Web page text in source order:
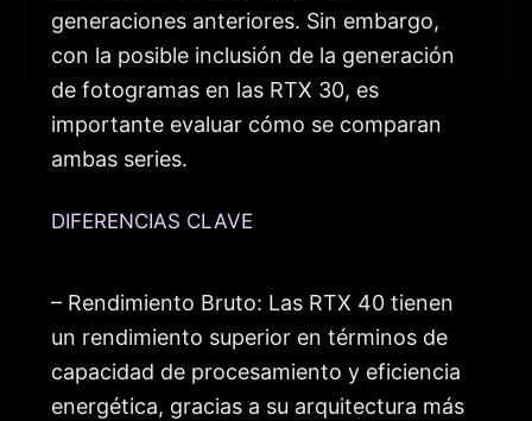
generaciones anteriores. Sin embargo,
con la posible inclusión de la generación
de fotogramas en las RTX 30, es
importante evaluar cómo se comparan
ambas series.
DIFERENCIAS CLAVE
– Rendimiento Bruto: Las RTX 40 tienen
un rendimiento superior en términos de
capacidad de procesamiento y eficiencia
energética, gracias a su arquitectura más